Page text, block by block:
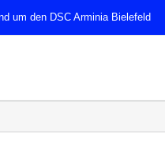
um den DSC Arminia Bielefeld